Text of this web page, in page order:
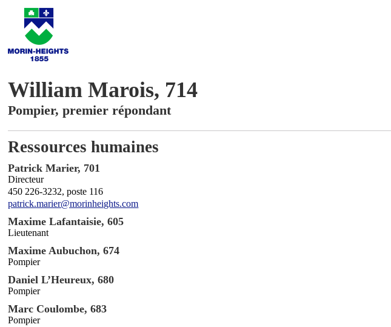
William Marois, 714
Pompier, premier répondant
Ressources humaines
Patrick Marier, 701
Directeur
450 226-3232, poste 116
patrick.marier@morinheights.com
Maxime Lafantaisie, 605
Lieutenant
Maxime Aubuchon, 674
Pompier
Daniel L’Heureux, 680
Pompier
Marc Coulombe, 683
Pompier